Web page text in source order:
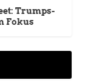
Trumps-
Fokus